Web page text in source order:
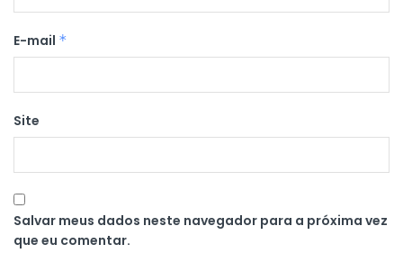
E-mail *
Site
Salvar meus dados neste navegador para a próxima vez
que eu comentar.